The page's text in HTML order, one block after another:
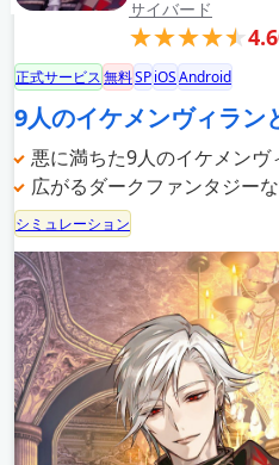
サイバード
正式サービス無料SPiOSAndroid
9人のイケメンヴィラン
悪に満ちた9人のイケメンヴ
広がるダークファンタジー
シミュレーション